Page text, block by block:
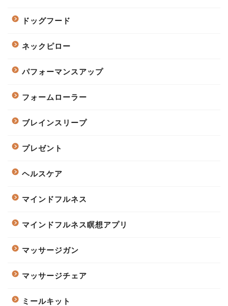
ドッグフード
ネックピロー
パフォーマンスアップ
フォームローラー
ブレインスリープ
プレゼント
ヘルスケア
マインドフルネス
マインドフルネス瞑想アプリ
マッサージガン
マッサージチェア
ミールキット